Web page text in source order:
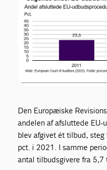
Den Europæiske
andelen af afsluttede EU-
blev afgivet ét tilbud,
pct. i 2021. I samme
antal tilbudsgivere fra 5,7